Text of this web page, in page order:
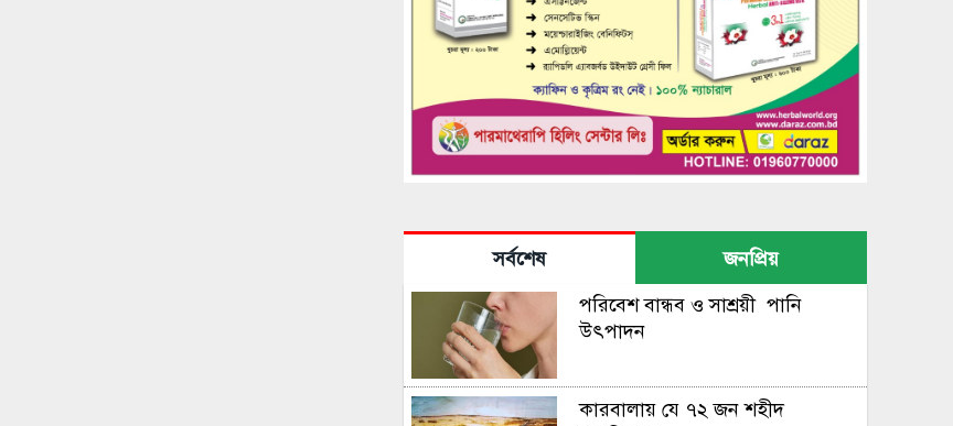
সর্বশেষ
জনপ্রিয়
পরিবেশ বান্ধব ও সাশ্রয়ী পানি
উৎপাদন
কারবালায় যে ৭২ জন শহীদ